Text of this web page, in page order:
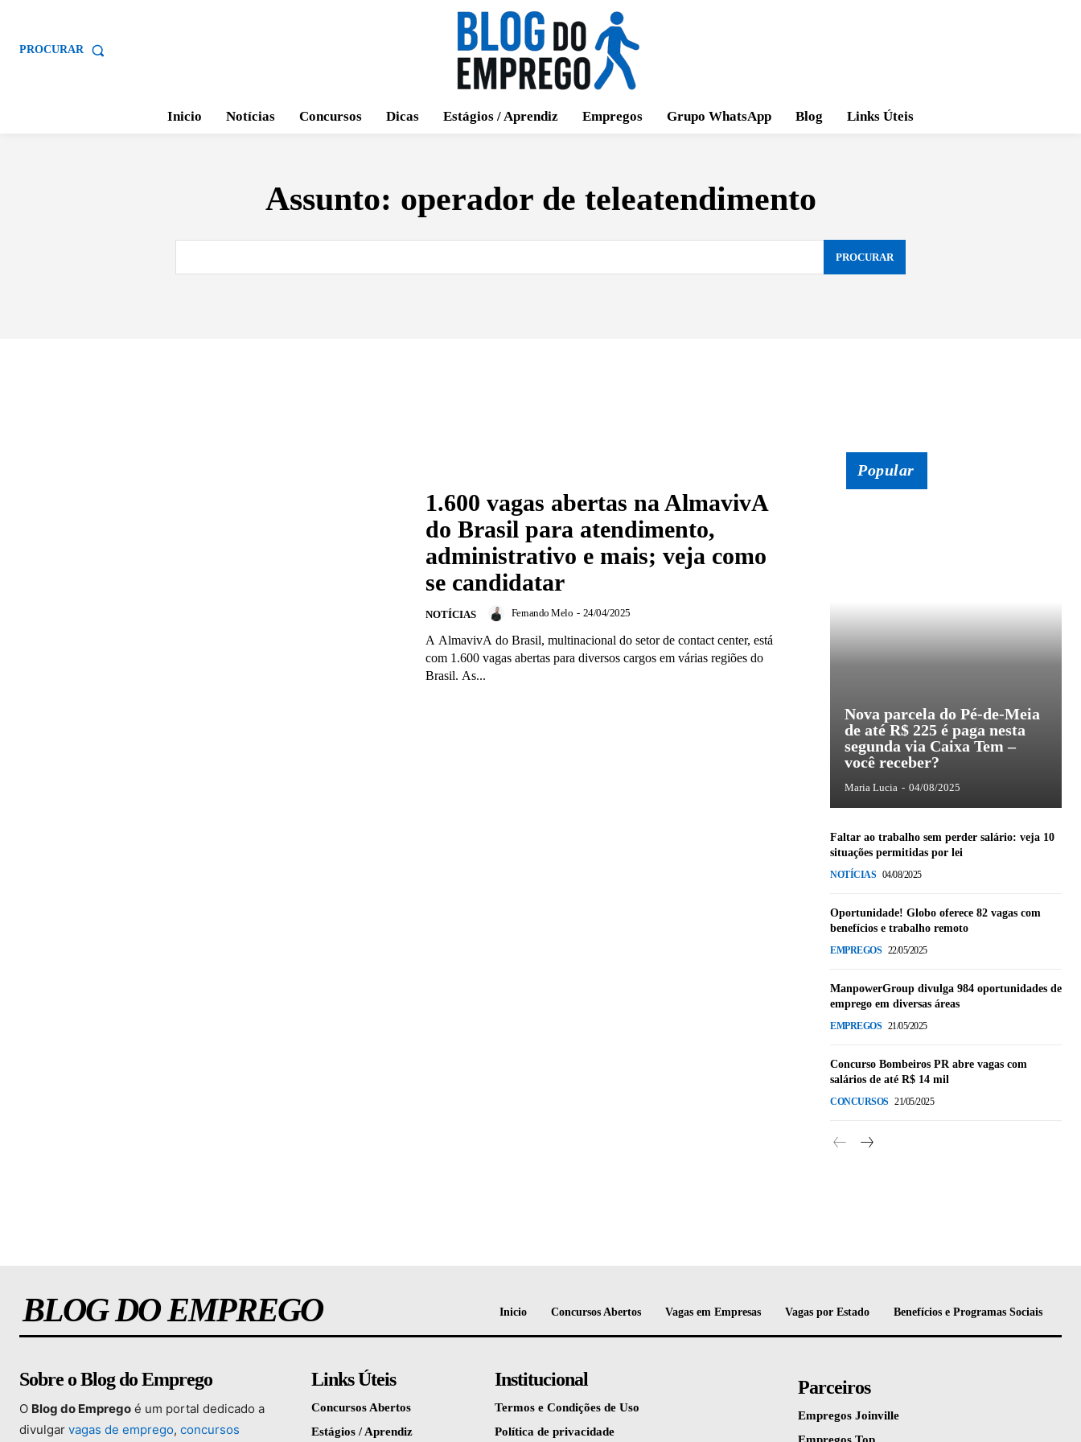
PROCURAR
Inicio Notícias Concursos Dicas Estágios / Aprendiz Empregos Grupo WhatsApp Blog Links Úteis
Assunto: operador de teleatendimento
PROCURAR
1.600 vagas abertas na AlmavivA
do Brasil para atendimento,
administrativo e mais; veja como
se candidatar
NOTÍCIAS Fernando Melo - 24/04/2025
A AlmavivA do Brasil, multinacional do setor de contact center, está
com 1.600 vagas abertas para diversos cargos em várias regiões do
Brasil. As...
Popular
Nova parcela do Pé-de-Meia
de até R$ 225 é paga nesta
segunda via Caixa Tem –
você receber?
Maria Lucia - 04/08/2025
Faltar ao trabalho sem perder salário: veja 10
situações permitidas por lei
NOTÍCIAS 04/08/2025
Oportunidade! Globo oferece 82 vagas com
benefícios e trabalho remoto
EMPREGOS 22/05/2025
ManpowerGroup divulga 984 oportunidades de
emprego em diversas áreas
EMPREGOS 21/05/2025
Concurso Bombeiros PR abre vagas com
salários de até R$ 14 mil
CONCURSOS 21/05/2025
BLOG DO EMPREGO Inicio Concursos Abertos Vagas em Empresas Vagas por Estado Benefícios e Programas Sociais
Sobre o Blog do Emprego
O Blog do Emprego é um portal dedicado a
divulgar vagas de emprego, concursos
Links Úteis
Concursos Abertos
Estágios / Aprendiz
Institucional
Termos e Condições de Uso
Política de privacidade
Parceiros
Empregos Joinville
Empregos Top